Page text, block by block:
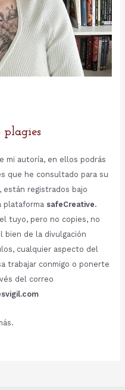
plagies
mi autoría, en ellos podrás
que he consultado para su
están registrados bajo
plataforma safeCreative.
tuyo, pero no copies, no
bien de la divulgación
cualquier aspecto del
trabajar conmigo o ponerte
del correo